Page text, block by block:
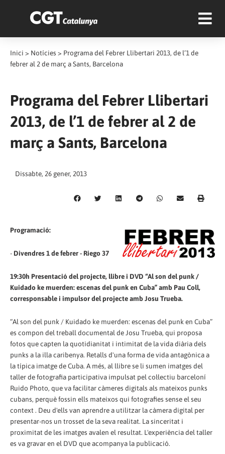
Inici > Notícies > Programa del Febrer Llibertari 2013, de l’1 de
febrer al 2 de març a Sants, Barcelona
Programa del Febrer Llibertari
2013, de l’1 de febrer al 2 de
març a Sants, Barcelona
Dissabte, 26 gener, 2013
Programació:
- Divendres 1 de febrer - Riego 37
19:30h Presentació del projecte, llibre i DVD “Al son del punk /
Kuidado ke muerden: escenas del punk en Cuba” amb Pau Coll,
corresponsable i impulsor del projecte amb Josu Trueba.
“Al son del punk / Kuidado ke muerden: escenas del punk en Cuba”
es compon del treball documental de Josu Trueba, qui proposa
fotos que capten la quotidianitat i intimitat de la vida diària dels
punks a la illa caribenya. Retalls d'una forma de vida antagònica a
la típica imatge de Cuba. A més, al llibre se li sumen imatges del
taller de fotografia participativa impulsat pel col·lectiu barceloní
Ruido Photo, que va facilitar càmeres digitals als mateixos punks
cubans, perquè fossin ells mateixos qui fotografies sense el seu
context . Deu d'ells van aprendre a utilitzar la càmera digital per
presentar-nos un trosset de la seva realitat. La sinceritat i
proximitat de les imatges avalen el resultat. L'experiència del taller
es va gravar en el DVD que acompanya la publicació.